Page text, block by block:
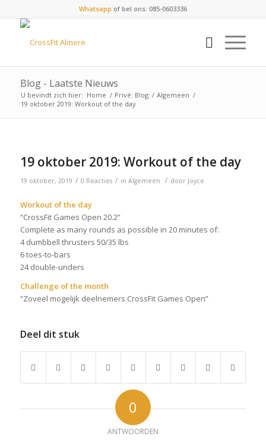
Whatsapp of bel ons: 085-0603336
Blog - Laatste Nieuws
U bevindt zich hier: Home / Privé: Blog / Algemeen /
19 oktober 2019: Workout of the day
19 oktober 2019: Workout of the day
19 oktober, 2019 / 0 Reacties / in Algemeen / door Joyce
Workout of the day
“CrossFit Games Open 20.2”
Complete as many rounds as possible in 20 minutes of:
4 dumbbell thrusters 50/35 lbs
6 toes-to-bars
24 double-unders
Challenge of the month
“Zoveel mogelijk deelnemers CrossFit Games Open”
Deel dit stuk
0
ANTWOORDEN